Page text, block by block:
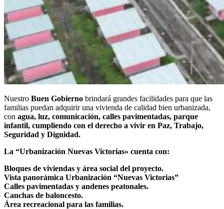
Nuestro Buen Gobierno brindará grandes facilidades para que las
familias puedan adquirir una vivienda de calidad bien urbanizada,
con agua, luz, comunicación, calles pavimentadas, parque
infantil, cumpliendo con el derecho a vivir en Paz, Trabajo,
Seguridad y Dignidad.
La “Urbanización Nuevas Victorias» cuenta con:
Bloques de viviendas y área social del proyecto.
Vista panorámica Urbanización “Nuevas Victorias”
Calles pavimentadas y andenes peatonales.
Canchas de baloncesto.
Área recreacional para las familias.